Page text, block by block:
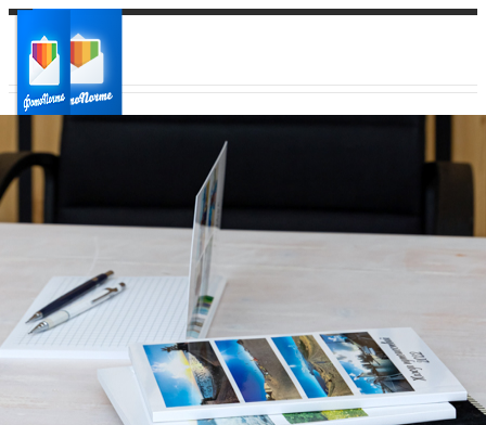
Ваш регион доставки
Выберите из списка: